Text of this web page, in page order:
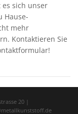
sich unser
Hause-
mehr
Kontaktieren Sie
20 |